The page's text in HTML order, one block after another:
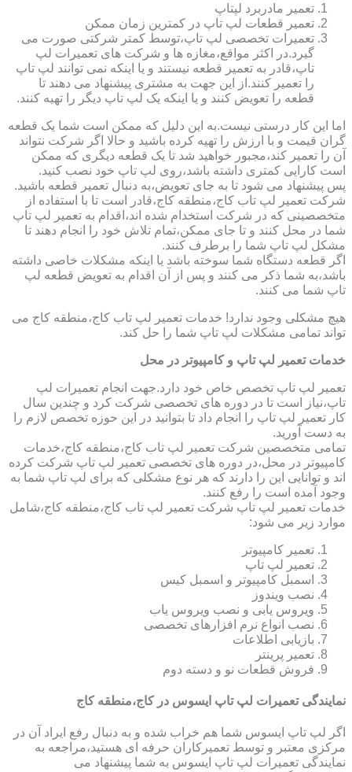
تعمیر مادربرد لپتاپ
تعمیر قطعات لپ تاپ در کمترین زمان ممکن
تعمیرات تخصصی لپ تاپ،توسط کمتر شرکتی صورت می
گیرد.در اکثر مواقع،مغازه ها و شرکت های تعمیرات لپ
تاپ،قادر به تعمیر قطعه نیستند و یا اینکه نمی توانند لپ تاپ
را تعمیر کنند.از این جهت به مشتری پیشنهاد می دهند تا
قطعه را تعویض کنند و یا اینکه یک لپ تاپ دیگر را تهیه کنند.
اما این کار درستی نیست.به این دلیل که ممکن است شما یک قطعه
گران قیمت و با ارزش را تهیه کرده باشید و حالا اگر شرکت نتواند
آن را تعمیر کند،مجبور خواهید شد تا یک قطعه دیگری که ممکن
است کارایی کمتری داشته باشد،روی لپ تاپ خود نصب کنید.
پس پیشنهاد می شود تا به جای تعویض،به دنبال تعمیر قطعه باشید.
شرکت تعمیر لپ تاب کاج،منطقه کاج،قادر است تا با استفاده از
متخصصینی که در شرکت استخدام شده اند،اقدام به تعمیر لپ تاپ
شما در محل کنند و تا جای ممکن،تمام تلاش خود را انجام دهند تا
مشکل لپ تاپ شما را برطرف کنند.
اگر قطعه دستگاه شما سوخته باشد یا اینکه مشکلات خاصی داشته
باشد،به شما ذکر می کنند و پس از آن اقدام به تعویض قطعه لپ
تاپ شما می کنند.
هیچ مشکلی وجود ندارد! خدمات تعمیر لپ تاب کاج،منطقه کاج می
تواند تمامی مشکلات لپ تاپ شما را حل کند.
خدمات تعمیر لپ تاپ و کامپیوتر در محل
تعمیر لپ تاپ تخصص خاص خود دارد.جهت انجام تعمیرات لپ
تاپ،نیاز است تا در دوره های تخصصی شرکت کرد و چندین سال
کار تعمیر لپ تاپ را انجام داد تا بتوانید در این حوزه تخصص لازم را
به دست آورید.
تمامی متخصصین شرکت تعمیر لپ تاب کاج،منطقه کاج،خدمات
کامپیوتر در محل،در دوره های تخصصی تعمیر لپ تاپ شرکت کرده
اند و توانایی این را دارند که هر نوع مشکلی که برای لپ تاپ شما به
وجود آمده است را رفع کنند.
خدمات تعمیر لپ تاپ شرکت تعمیر لپ تاب کاج،منطقه کاج،شامل
موارد زیر می شود:
تعمیر کامپیوتر
تعمیر لپ تاپ
اسمبل کامپیوتر و اسمبل کیس
نصب ویندوز
ویروس یابی و نصب ویروس یاب
نصب انواع نرم افزارهای تخصصی
بازیابی اطلاعات
تعمیر پرینتر
فروش قطعات نو و دسته دوم
نمایندگی تعمیرات لپ تاپ ایسوس در کاج،منطقه کاج
اگر لپ تاپ ایسوس شما هم خراب شده و به دنبال رفع ایراد آن در
مرکزی معتبر و توسط تعمیرکاران حرفه ای هستید،مراجعه به
نمایندگی تعمیرات لپ تاپ ایسوس به شما پیشنهاد می